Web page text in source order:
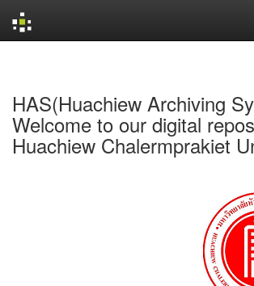
HAS(Huachiew Archiving
Welcome to our digital
Huachiew Chalermprakiet